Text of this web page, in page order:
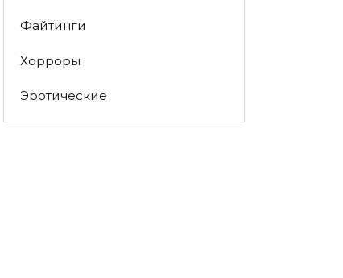
Файтинги
Хорроры
Эротические